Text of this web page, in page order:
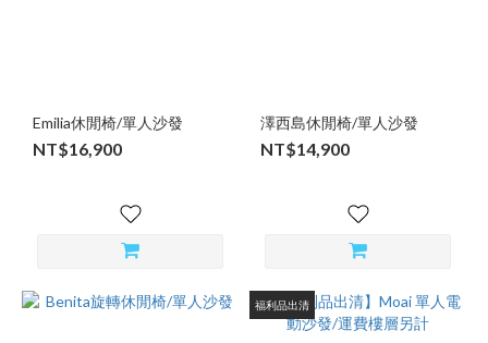
Emilia休閒椅/單人沙發
NT$16,900
澤西島休閒椅/單人沙發
NT$14,900
福利品出清